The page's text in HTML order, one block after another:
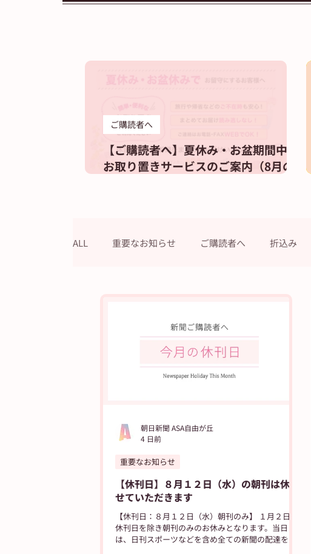
【ご購読者へ】夏休み・お盆期間中の
お取り置きサービスのご案内（8月の
ご購読者へ
ALL 重要なお知らせ ご購読者へ 折込み
自由が丘ペット特集 ASA自由が丘のブログ
【休刊日】８月１２日（水）の朝刊は休ま
せていただきます
【休刊日：８月１２日（水）朝刊のみ】 １月２日の
休刊日を除き朝刊のみのお休みとなります。当日
は、日刊スポーツなどを含め全ての新聞の配達をお
重要なお知らせ
朝日新聞 ASA自由が丘
4 日前